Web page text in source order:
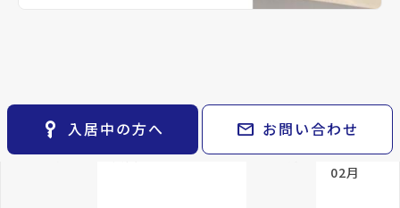
検索条件
閲覧履歴 keyboard_arrow_right
open_in_new
key_vertical 入居中の方へ mail お問い合わせ
location_on グーグルマップでみる open_in_new
種別 賃貸マンション 築年月
1997年
02月